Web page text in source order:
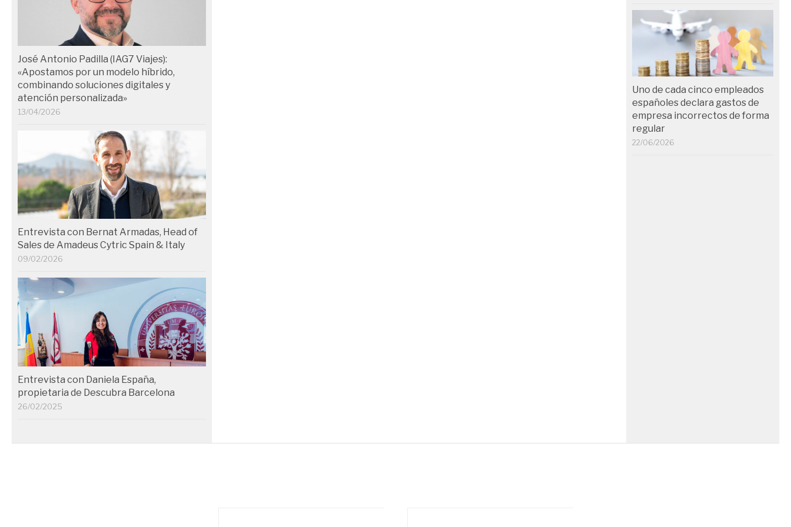
José Antonio Padilla (IAG7 Viajes):
«Apostamos por un modelo híbrido,
combinando soluciones digitales y
atención personalizada»
13/04/2026
Entrevista con Bernat Armadas, Head of
Sales de Amadeus Cytric Spain & Italy
09/02/2026
Entrevista con Daniela España,
propietaria de Descubra Barcelona
26/02/2025
Uno de cada cinco empleados
españoles declara gastos de
empresa incorrectos de forma
regular
22/06/2026